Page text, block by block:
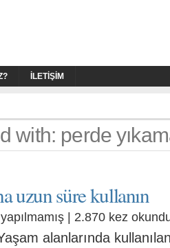
İLETIŞIM
with: perde
uzun süre kullanın
| 2.870 kez
alanlarında